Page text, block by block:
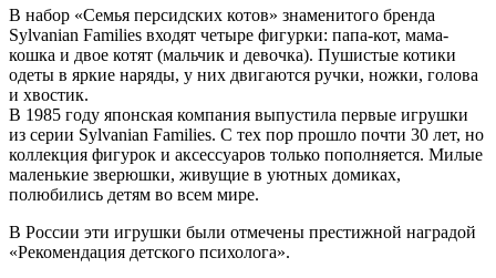
В набор «Семья персидских котов» знаменитого бренда
Sylvanian Families входят четыре фигурки: папа-кот, мама-
кошка и двое котят (мальчик и девочка). Пушистые котики
одеты в яркие наряды, у них двигаются ручки, ножки, голова
и хвостик.
В 1985 году японская компания выпустила первые игрушки
из серии Sylvanian Families. С тех пор прошло почти 30 лет, но
коллекция фигурок и аксессуаров только пополняется. Милые
маленькие зверюшки, живущие в уютных домиках,
полюбились детям во всем мире.
В России эти игрушки были отмечены престижной наградой
«Рекомендация детского психолога».